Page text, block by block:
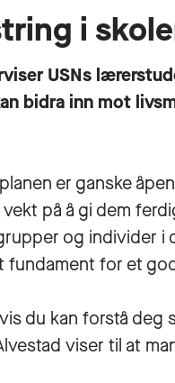
i
USNs
bidra inn mot
er ganske
på å gi dem
og individer i
fundament for et
du kan forstå
viser til at